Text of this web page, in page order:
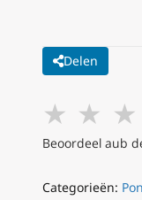
Delen
★ ★ ★
Beoordeel aub
Categorieën: